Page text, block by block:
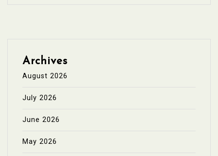
Archives
August 2026
July 2026
June 2026
May 2026